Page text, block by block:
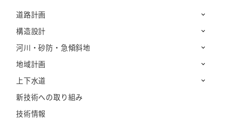
道路計画
構造設計
河川・砂防・急傾斜地
地域計画
上下水道
新技術への取り組み
技術情報